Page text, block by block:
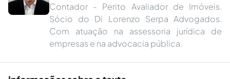
Contador - Perito Avaliador de Imóveis.
Sócio do Di Lorenzo Serpa Advogados.
Com atuação na assessoria jurídica de
empresas e na advocacia pública.